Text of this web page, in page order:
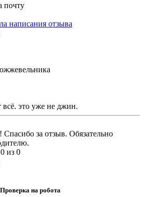
почту
написания отзыва
всё. это уже не джин.
за отзыв. Обязательно
из 0
Проверка на робота